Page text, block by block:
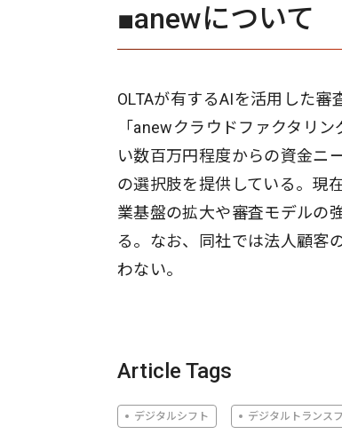
■anewについて
OLTAが有するAIを活用した
「anewクラウドファクタリ
い数百万円程度からの資金ニ
の選択肢を提供している。現
業基盤の拡大や審査モデルの
る。なお、同社では法人顧客
わない。
Article Tags
デジタルシフト デジタルトランス